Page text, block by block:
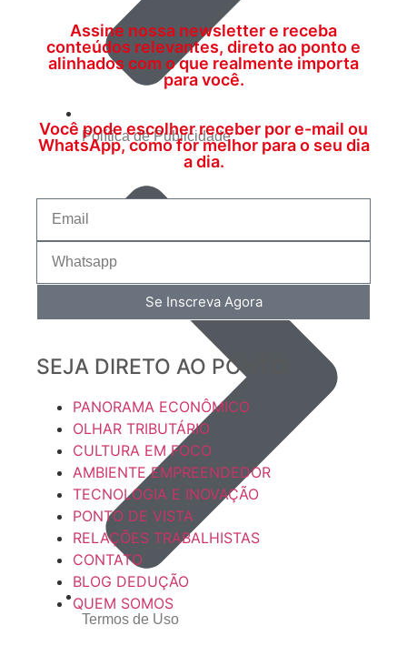
Política de Publicidade
Termos de Uso
Assine nossa newsletter e receba
conteúdos relevantes, direto ao ponto e
alinhados com o que realmente importa
para você.
Você pode escolher receber por e-mail ou
WhatsApp, como for melhor para o seu dia
a dia.
Se Inscreva Agora
SEJA DIRETO AO PONTO
PANORAMA ECONÔMICO
OLHAR TRIBUTÁRIO
CULTURA EM FOCO
AMBIENTE EMPREENDEDOR
TECNOLOGIA E INOVAÇÃO
PONTO DE VISTA
RELAÇÕES TRABALHISTAS
CONTATO
BLOG DEDUÇÃO
QUEM SOMOS